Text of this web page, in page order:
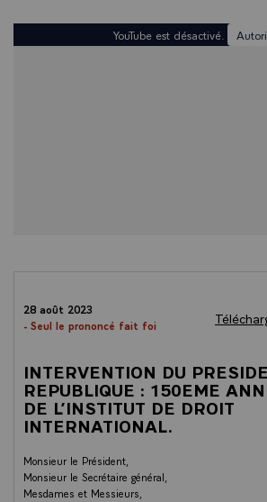
YouTube est désactivé.
28 août 2023
- Seul le prononcé fait foi
INTERVENTION DU
REPUBLIQUE : 150EME
DE L’INSTITUT DE DROIT
INTERNATIONAL.
Monsieur le Président,
Monsieur le Secrétaire général,
Mesdames et Messieurs,